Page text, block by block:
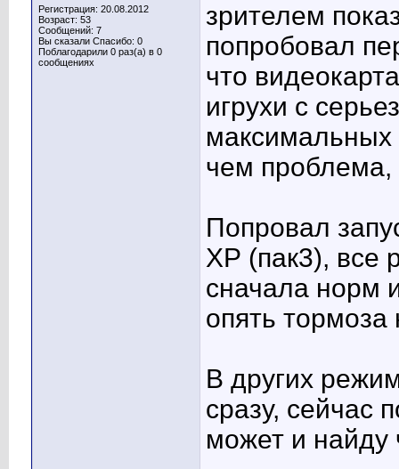
Регистрация: 20.08.2012
Возраст: 53
Сообщений: 7
Вы сказали Спасибо: 0
Поблагодарили 0 раз(а) в 0
сообщениях
зрителем
попробовал
что
игрухи с
максимальных
чем проблема,
Попровал
ХР (пак3), все
сначала норм
опять тормоза
В других
сразу, сейчас
может и найду